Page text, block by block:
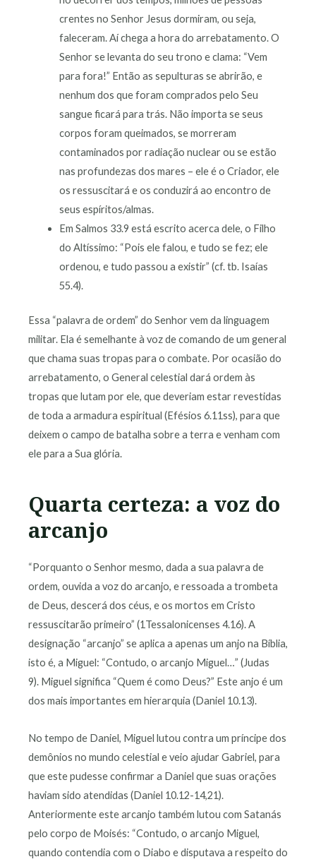
crentes no Senhor Jesus dormiram, ou seja,
faleceram. Aí chega a hora do arrebatamento. O
Senhor se levanta do seu trono e clama: “Vem
para fora!” Então as sepulturas se abrirão, e
nenhum dos que foram comprados pelo Seu
sangue ficará para trás. Não importa se seus
corpos foram queimados, se morreram
contaminados por radiação nuclear ou se estão
nas profundezas dos mares – ele é o Criador, ele
os ressuscitará e os conduzirá ao encontro de
seus espíritos/almas.
Em Salmos 33.9 está escrito acerca dele, o Filho
do Altíssimo: “Pois ele falou, e tudo se fez; ele
ordenou, e tudo passou a existir” (cf. tb. Isaías
55.4).
Essa “palavra de ordem” do Senhor vem da linguagem
militar. Ela é semelhante à voz de comando de um general
que chama suas tropas para o combate. Por ocasião do
arrebatamento, o General celestial dará ordem às
tropas que lutam por ele, que deveriam estar revestidas
de toda a armadura espiritual (Efésios 6.11ss), para que
deixem o campo de batalha sobre a terra e venham com
ele para a Sua glória.
Quarta certeza: a voz do
arcanjo
“Porquanto o Senhor mesmo, dada a sua palavra de
ordem, ouvida a voz do arcanjo, e ressoada a trombeta
de Deus, descerá dos céus, e os mortos em Cristo
ressuscitarão primeiro” (1Tessalonicenses 4.16). A
designação “arcanjo” se aplica a apenas um anjo na Bíblia,
isto é, a Miguel: “Contudo, o arcanjo Miguel…” (Judas
9). Miguel significa “Quem é como Deus?” Este anjo é um
dos mais importantes em hierarquia (Daniel 10.13).
No tempo de Daniel, Miguel lutou contra um príncipe dos
demônios no mundo celestial e veio ajudar Gabriel, para
que este pudesse confirmar a Daniel que suas orações
haviam sido atendidas (Daniel 10.12-14,21).
Anteriormente este arcanjo também lutou com Satanás
pelo corpo de Moisés: “Contudo, o arcanjo Miguel,
quando contendia com o Diabo e disputava a respeito do